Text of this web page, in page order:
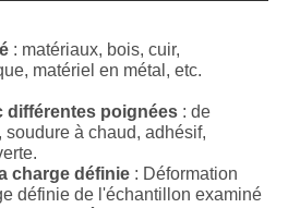
: matériaux, bois, cuir,
matériel en métal, etc.
différentes poignées: de
à chaud, adhésif,
charge définie: Déformation
définie de l'échantillon examiné